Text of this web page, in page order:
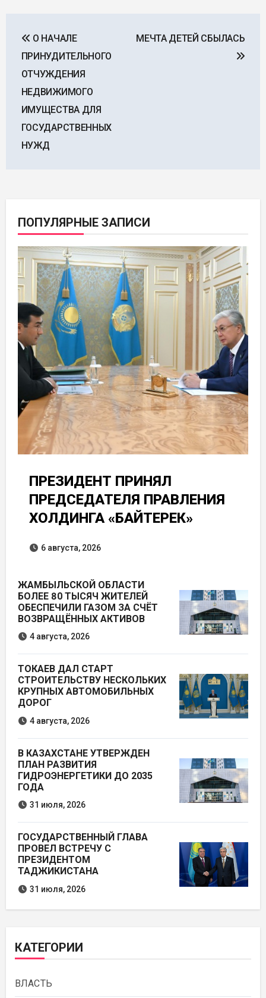
по
записям
О НАЧАЛЕ
ПРИНУДИТЕЛЬНОГО
ОТЧУЖДЕНИЯ
НЕДВИЖИМОГО
ИМУЩЕСТВА ДЛЯ
ГОСУДАРСТВЕННЫХ
НУЖД
МЕЧТА ДЕТЕЙ СБЫЛАСЬ
ПОПУЛЯРНЫЕ ЗАПИСИ
ПРЕЗИДЕНТ ПРИНЯЛ
ПРЕДСЕДАТЕЛЯ ПРАВЛЕНИЯ
ХОЛДИНГА «БАЙТЕРЕК»
6 августа, 2026
ЖАМБЫЛЬСКОЙ ОБЛАСТИ
БОЛЕЕ 80 ТЫСЯЧ ЖИТЕЛЕЙ
ОБЕСПЕЧИЛИ ГАЗОМ ЗА СЧЁТ
ВОЗВРАЩЁННЫХ АКТИВОВ
4 августа, 2026
ТОКАЕВ ДАЛ СТАРТ
СТРОИТЕЛЬСТВУ НЕСКОЛЬКИХ
КРУПНЫХ АВТОМОБИЛЬНЫХ
ДОРОГ
4 августа, 2026
В КАЗАХСТАНЕ УТВЕРЖДЕН
ПЛАН РАЗВИТИЯ
ГИДРОЭНЕРГЕТИКИ ДО 2035
ГОДА
31 июля, 2026
ГОСУДАРСТВЕННЫЙ ГЛАВА
ПРОВЕЛ ВСТРЕЧУ С
ПРЕЗИДЕНТОМ
ТАДЖИКИСТАНА
31 июля, 2026
КАТЕГОРИИ
ВЛАСТЬ